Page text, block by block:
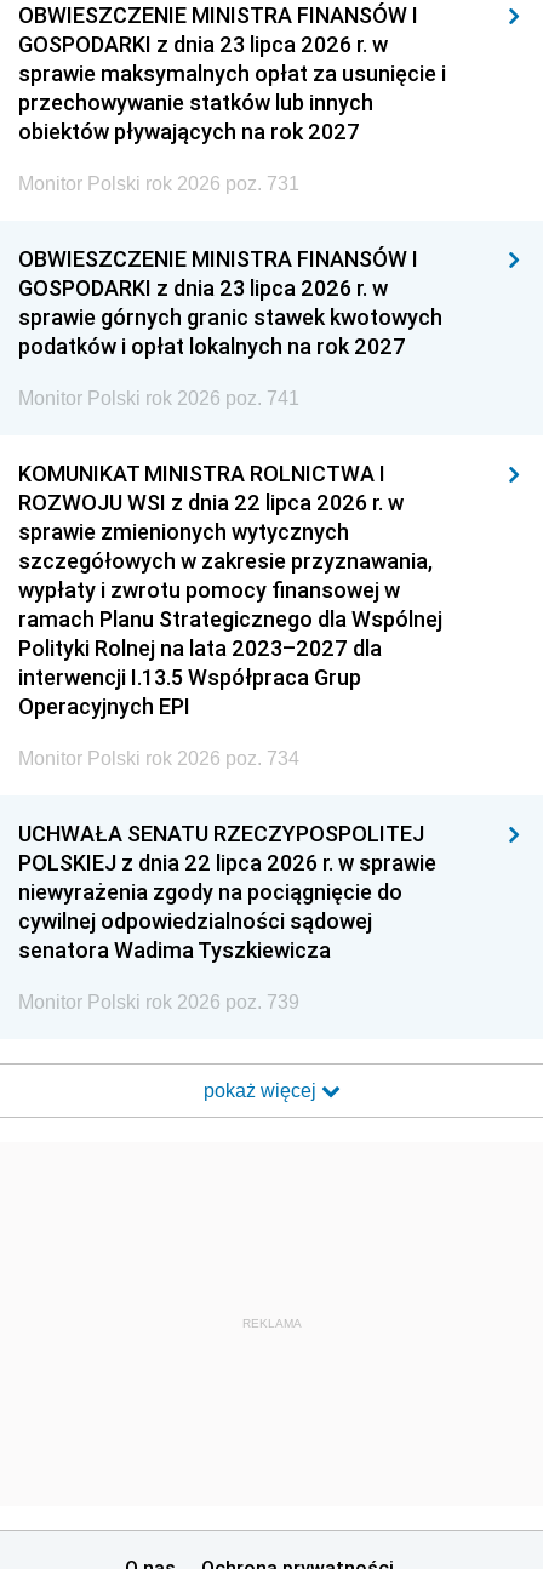
OBWIESZCZENIE MINISTRA FINANSÓW I
GOSPODARKI z dnia 23 lipca 2026 r. w
sprawie maksymalnych opłat za usunięcie i
przechowywanie statków lub innych
obiektów pływających na rok 2027
Monitor Polski rok 2026 poz. 731
OBWIESZCZENIE MINISTRA FINANSÓW I
GOSPODARKI z dnia 23 lipca 2026 r. w
sprawie górnych granic stawek kwotowych
podatków i opłat lokalnych na rok 2027
Monitor Polski rok 2026 poz. 741
KOMUNIKAT MINISTRA ROLNICTWA I
ROZWOJU WSI z dnia 22 lipca 2026 r. w
sprawie zmienionych wytycznych
szczegółowych w zakresie przyznawania,
wypłaty i zwrotu pomocy finansowej w
ramach Planu Strategicznego dla Wspólnej
Polityki Rolnej na lata 2023–2027 dla
interwencji I.13.5 Współpraca Grup
Operacyjnych EPI
Monitor Polski rok 2026 poz. 734
UCHWAŁA SENATU RZECZYPOSPOLITEJ
POLSKIEJ z dnia 22 lipca 2026 r. w sprawie
niewyrażenia zgody na pociągnięcie do
cywilnej odpowiedzialności sądowej
senatora Wadima Tyszkiewicza
Monitor Polski rok 2026 poz. 739
pokaż więcej
REKLAMA